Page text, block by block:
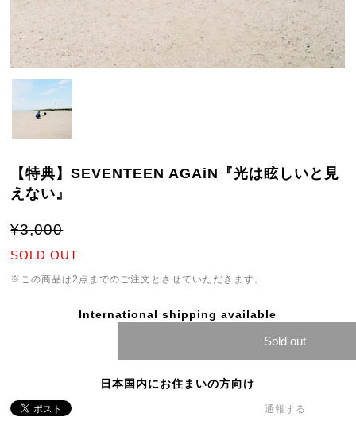
【特典】SEVENTEEN AGAiN『光は眩しいと⾒
えない』
¥3,000
SOLD OUT
※この商品は2点までのご注文とさせていただきます。
International shipping available
Sold out
日本国内にお住まいの方向け
通報する